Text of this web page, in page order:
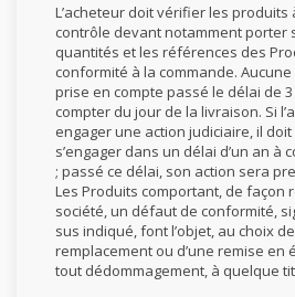
L’acheteur doit vérifier les produits
contrôle devant notamment porter
quantités et les références des
conformité à la commande. Aucune
prise en compte passé le délai de
compter du jour de la livraison. Si
engager une action judiciaire, il
s’engager dans un délai d’un an à
; passé ce délai, son action sera
Les Produits comportant, de façon
société, un défaut de conformité,
sus indiqué, font l’objet, au choix
remplacement ou d’une remise en
tout dédommagement, à quelque